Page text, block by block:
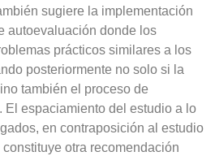
sugiere la implementación
autoevaluación donde los
prácticos similares a los
posteriormente no solo si la
también el proceso de
El espaciamiento del estudio a lo
en contraposición al estudio
otra recomendación